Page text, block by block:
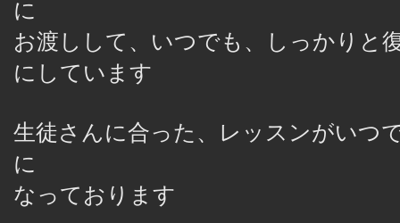
に
お渡しして、いつでも、しっかりと
にしています
生徒さんに合った、レッスンがいつ
に
なっております